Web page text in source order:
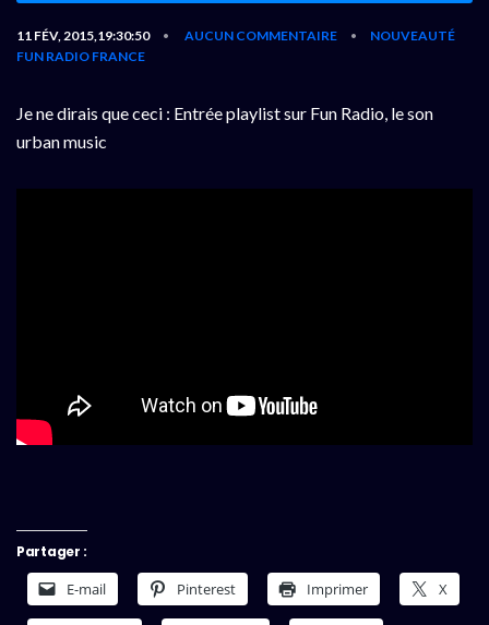
11 FÉV, 2015,19:30:50 • AUCUN COMMENTAIRE •
NOUVEAUTÉ
FUN RADIO FRANCE
Je ne dirais que ceci : Entrée playlist sur Fun Radio, le son
urban music
Partager :
E-mail Pinterest Imprimer X